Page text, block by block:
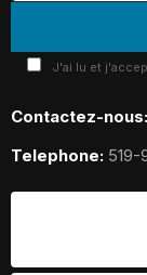
J'ai lu et
Contactez-nous:
Telephone: 519-